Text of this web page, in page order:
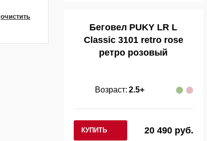
очистить
Беговел PUKY LR L
Classic 3101 retro rose
ретро розовый
Возраст: 2.5+
КУПИТЬ 20 490 руб.